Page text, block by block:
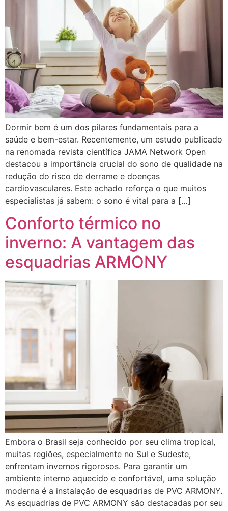
Dormir bem é um dos pilares fundamentais para a
saúde e bem-estar. Recentemente, um estudo publicado
na renomada revista científica JAMA Network Open
destacou a importância crucial do sono de qualidade na
redução do risco de derrame e doenças
cardiovasculares. Este achado reforça o que muitos
especialistas já sabem: o sono é vital para a […]
Conforto térmico no
inverno: A vantagem das
esquadrias ARMONY
Embora o Brasil seja conhecido por seu clima tropical,
muitas regiões, especialmente no Sul e Sudeste,
enfrentam invernos rigorosos. Para garantir um
ambiente interno aquecido e confortável, uma solução
moderna é a instalação de esquadrias de PVC ARMONY.
As esquadrias de PVC ARMONY são destacadas por seu